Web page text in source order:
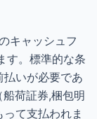
キャッシュフ
す。標準的な条
いが必要であ
荷証券,梱包明
て支払われま